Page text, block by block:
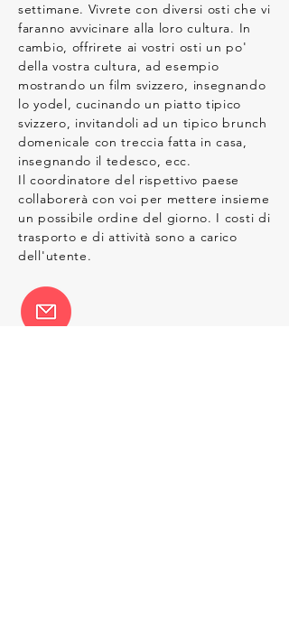
settimane. Vivrete con diversi osti che vi
faranno avvicinare alla loro cultura. In
cambio, offrirete ai vostri osti un po'
della vostra cultura, ad esempio
mostrando un film svizzero, insegnando
lo yodel, cucinando un piatto tipico
svizzero, invitandoli ad un tipico brunch
domenicale con treccia fatta in casa,
insegnando il tedesco, ecc.
Il coordinatore del rispettivo paese
collaborerà con voi per mettere insieme
un possibile ordine del giorno. I costi di
trasporto e di attività sono a carico
dell'utente.